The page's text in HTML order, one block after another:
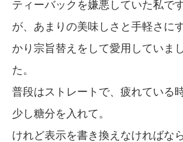
ティーバックを嫌悪していた私で
が、あまりの美味しさと手軽さに
かり宗旨替えをして愛用していまし
た。
普段はストレートで、疲れている
少し糖分を入れて。
けれど表示を書き換えなければなら